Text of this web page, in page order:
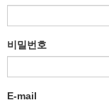
비밀번호
E-mail